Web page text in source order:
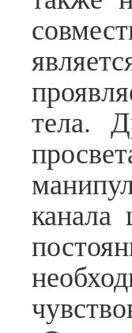
тела.
канала